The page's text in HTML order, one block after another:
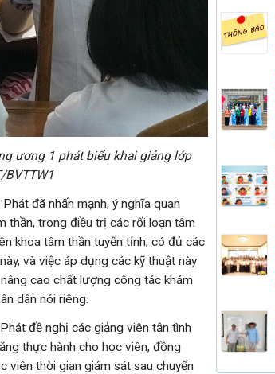
ương 1 phát biểu khai giảng lớp
BVTTW1
đã nhấn mạnh, ý nghĩa quan
thần, trong điều trị các rối loạn tâm
khoa tâm thần tuyến tỉnh, có đủ các
và việc áp dụng các kỹ thuật này
cao chất lượng công tác khám
dân nói riêng.
đề nghị các giảng viên tận tình
thực hành cho học viên, đồng
viên thời gian giám sát sau chuyển